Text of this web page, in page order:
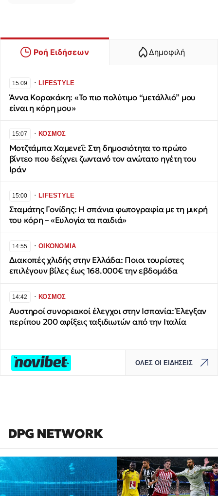
Ροή Ειδήσεων Δημοφιλή
15:09 ∙LIFESTYLE
Άννα Κορακάκη: «Το πιο πολύτιμο “μετάλλιό” μου
είναι η κόρη μου»
15:07 ∙ΚΟΣΜΟΣ
Μοτζτάμπα Χαμενεΐ: Στη δημοσιότητα το πρώτο
βίντεο που δείχνει ζωντανό τον ανώτατο ηγέτη του
Ιράν
15:00 ∙LIFESTYLE
Σταμάτης Γονίδης: Η σπάνια φωτογραφία με τη μικρή
του κόρη – «Ευλογία τα παιδιά»
14:55 ∙ΟΙΚΟΝΟΜΙΑ
Διακοπές χλιδής στην Ελλάδα: Ποιοι τουρίστες
επιλέγουν βίλες έως 168.000€ την εβδομάδα
14:42 ∙ΚΟΣΜΟΣ
Αυστηροί συνοριακοί έλεγχοι στην Ισπανία: Έλεγξαν
περίπου 200 αφίξεις ταξιδιωτών από την Ιταλία
ΟΛΕΣ ΟΙ ΕΙΔΗΣΕΙΣ
DPG NETWORK